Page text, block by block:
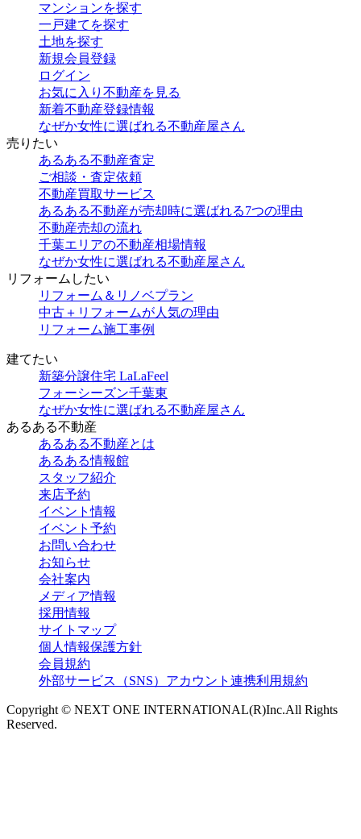
マンションを探す
一戸建てを探す
土地を探す
新規会員登録
ログイン
お気に入り不動産を見る
新着不動産登録情報
なぜか女性に選ばれる不動産屋さん
売りたい
あるある不動産査定
ご相談・査定依頼
不動産買取サービス
あるある不動産が売却時に選ばれる7つの理由
不動産売却の流れ
千葉エリアの不動産相場情報
なぜか女性に選ばれる不動産屋さん
リフォームしたい
リフォーム＆リノベプラン
中古＋リフォームが人気の理由
リフォーム施工事例
建てたい
新築分譲住宅 LaLaFeel
フォーシーズン千葉東
なぜか女性に選ばれる不動産屋さん
あるある不動産
あるある不動産とは
あるある情報館
スタッフ紹介
来店予約
イベント情報
イベント予約
お問い合わせ
お知らせ
会社案内
メディア情報
採用情報
サイトマップ
個人情報保護方針
会員規約
外部サービス（SNS）アカウント連携利用規約
Copyright © NEXT ONE INTERNATIONAL(R)Inc.All Rights
Reserved.